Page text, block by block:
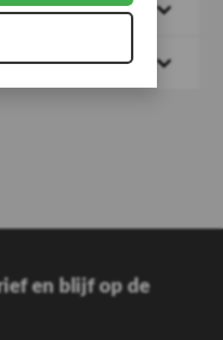
en blijf op de